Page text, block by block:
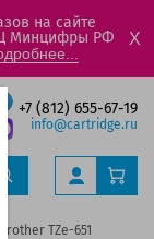
на сайте
Минцифры РФ
X
+7 (812) 655-67-19
info@cartridge.ru
TZe-651